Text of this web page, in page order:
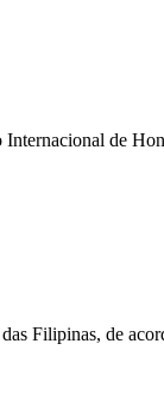
de
Filipinas, de